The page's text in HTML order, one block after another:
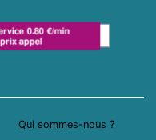
Qui sommes-nous ?